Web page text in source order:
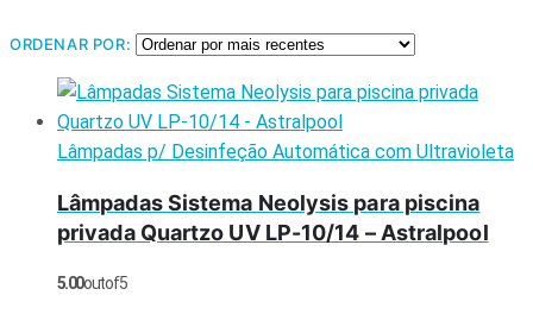
ORDENAR POR:
Lâmpadas p/ Desinfeção Automática com Ultravioleta
Lâmpadas Sistema Neolysis para piscina
privada Quartzo UV LP-10/14 – Astralpool
5.00out of 5